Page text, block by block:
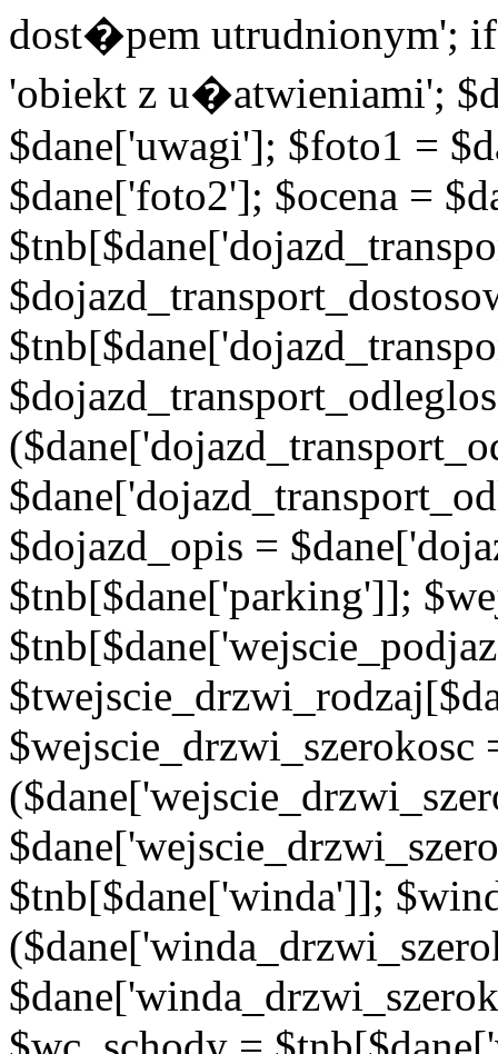
dost�pem utrudnionym';
'obiekt z u�atwieniami';
$dane['uwagi']; $foto1 =
$dane['foto2']; $ocena =
$dojazd_opis =
$tnb[$dane['parking']];
$wejscie_drzwi_szerokosc
$tnb[$dane['winda']];